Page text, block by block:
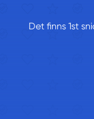
Det finns 1st